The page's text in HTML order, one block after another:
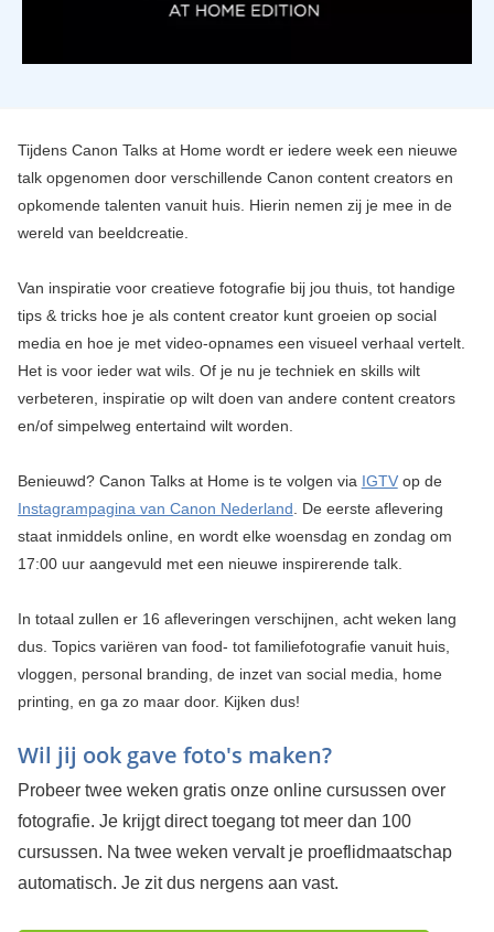
Tijdens Canon Talks at Home wordt er iedere week een nieuwe
talk opgenomen door verschillende Canon content creators en
opkomende talenten vanuit huis. Hierin nemen zij je mee in de
wereld van beeldcreatie.
Van inspiratie voor creatieve fotografie bij jou thuis, tot handige
tips & tricks hoe je als content creator kunt groeien op social
media en hoe je met video-opnames een visueel verhaal vertelt.
Het is voor ieder wat wils. Of je nu je techniek en skills wilt
verbeteren, inspiratie op wilt doen van andere content creators
en/of simpelweg entertaind wilt worden.
Benieuwd? Canon Talks at Home is te volgen via IGTVop de
Instagrampagina van Canon Nederland . De eerste aflevering
staat inmiddels online, en wordt elke woensdag en zondag om
17:00 uur aangevuld met een nieuwe inspirerende talk.
In totaal zullen er 16 afleveringen verschijnen, acht weken lang
dus. Topics variëren van food- tot familiefotografie vanuit huis,
vloggen, personal branding, de inzet van social media, home
printing, en ga zo maar door. Kijken dus!
Wil jij ook gave foto's maken?
Probeer twee weken gratis onze online cursussen over
fotografie. Je krijgt direct toegang tot meer dan 100
cursussen. Na twee weken vervalt je proeflidmaatschap
automatisch. Je zit dus nergens aan vast.